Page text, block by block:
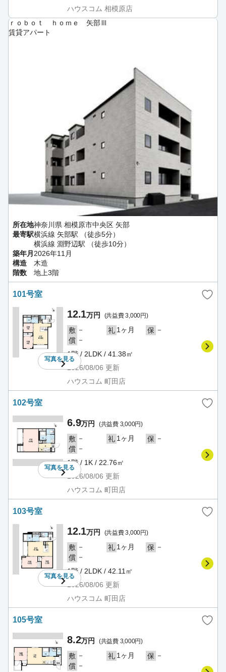
ハウスコム 相模原店
ｒｏｂｏｔ ｈｏｍｅ 矢部Ⅲ
賃貸アパート
所在地神奈川県 相模原市中央区 矢部
最寄駅横浜線 矢部駅 （徒歩5分）
横浜線 淵野辺駅 （徒歩10分）
築年月2026年11月
構造
木造
階数
地上3階
101号室
写真を見る
12.1万円 (共益費 3,000円)
敷 － 礼 1ヶ月 保 －
償 －
1階 / 2LDK / 41.38㎡
2026/08/06 更新
ハウスコム 町田店
102号室
写真を見る
6.9万円 (共益費 3,000円)
敷 － 礼 1ヶ月 保 －
償 －
1階 / 1K / 22.76㎡
2026/08/06 更新
ハウスコム 町田店
103号室
写真を見る
12.1万円 (共益費 3,000円)
敷 － 礼 1ヶ月 保 －
償 －
1階 / 2LDK / 42.11㎡
2026/08/06 更新
ハウスコム 町田店
105号室
8.2万円 (共益費 3,000円)
敷 － 礼 1ヶ月 保 －
償 －